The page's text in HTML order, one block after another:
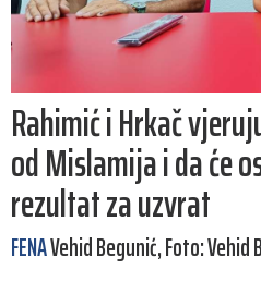
Rahimić i Hrkač
od Mislamija i da će
rezultat za uzvrat
FENAVehid Begunić, Foto: Vehid